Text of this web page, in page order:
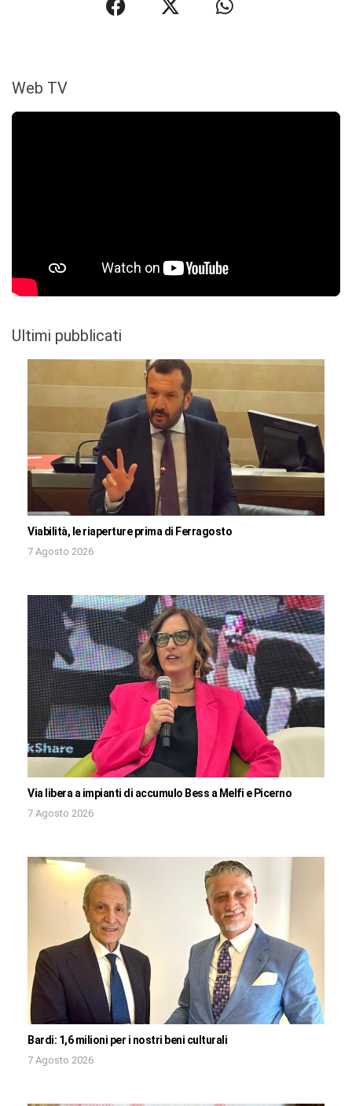
Web TV
Ultimi pubblicati
Viabilità, le riaperture prima di Ferragosto
7 Agosto 2026
Via libera a impianti di accumulo Bess a Melfi e Picerno
7 Agosto 2026
Bardi: 1,6 milioni per i nostri beni culturali
7 Agosto 2026